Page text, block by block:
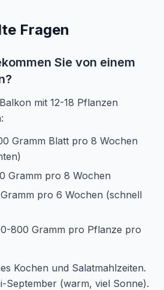
Fragen
Sie von einem
mit 12-18 Pflanzen
Gramm Blatt pro 8 Wochen
Gramm pro 8 Wochen
pro 6 Wochen (schnell
800 Gramm pro Pflanze pro
Kochen und Salatmahlzeiten.
September (warm, viel Sonne).